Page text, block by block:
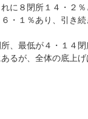
に８閉所１４・２
・１％あり、引き続
、最低が４・１４
るが、全体の底上